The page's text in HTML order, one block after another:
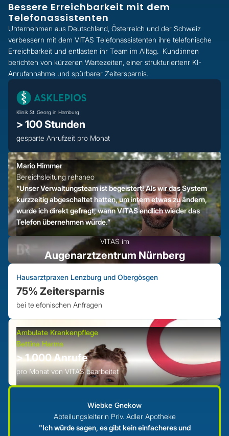
Bessere Erreichbarkeit mit dem
Telefonassistenten
Unternehmen aus Deutschland, Österreich und der Schweiz
verbessern mit dem VITAS Telefonassistenten ihre telefonische
Erreichbarkeit und entlasten ihr Team im Alltag. Kund:innen
berichten von kürzeren Wartezeiten, einer strukturiertenr KI-
Anrufannahme und spürbarer Zeitersparnis.
Klinik St. Georg in Hamburg
> 100 Stunden
gesparte Anrufzeit pro Monat
Mario Himmer
Bereichsleitung rehaneo
“Unser Verwaltungsteam ist begeistert! Als wir das System
kurzzeitig abgeschaltet hatten, um intern etwas zu ändern,
wurde ich direkt gefragt, wann VITAS endlich wieder das
Telefon übernehmen würde.”
VITAS im
Augenarztzentrum Nürnberg
Hausarztpraxen Lenzburg und Obergösgen
75% Zeitersparnis
bei telefonischen Anfragen
Ambulate Krankenpflege
Bettina Harms
> 1.000 Anrufe
pro Monat von VITAS bearbeitet
Wiebke Gnekow
Abteilungsleiterin Priv. Adler Apotheke
"Ich würde sagen, es gibt kein einfacheres und